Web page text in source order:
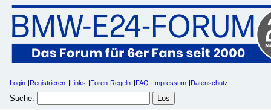
Login Registrieren Links Foren-Regeln FAQ Impressum Datenschutz
Suche: